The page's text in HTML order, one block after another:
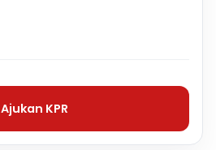
Ajukan KPR